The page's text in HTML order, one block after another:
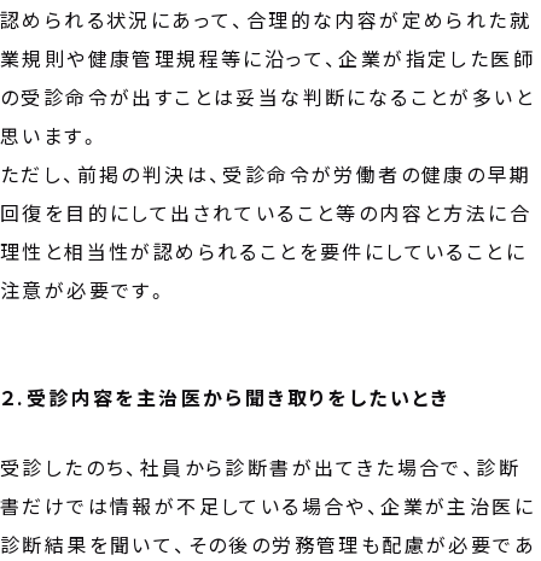
認められる状況にあって、合理的な内容が定められた就
業規則や健康管理規程等に沿って、企業が指定した医師
の受診命令が出すことは妥当な判断になることが多いと
思います。
ただし、前掲の判決は、受診命令が労働者の健康の早期
回復を目的にして出されていること等の内容と方法に合
理性と相当性が認められることを要件にしていることに
注意が必要です。
２.受診内容を主治医から聞き取りをしたいとき
受診したのち、社員から診断書が出てきた場合で、診断
書だけでは情報が不足している場合や、企業が主治医に
診断結果を聞いて、その後の労務管理も配慮が必要であ